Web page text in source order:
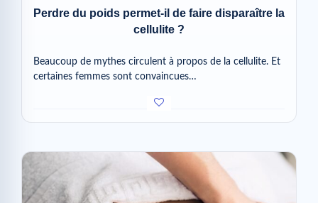
Perdre du poids permet-il de faire disparaître la
cellulite ?
Beaucoup de mythes circulent à propos de la cellulite. Et
certaines femmes sont convaincues…